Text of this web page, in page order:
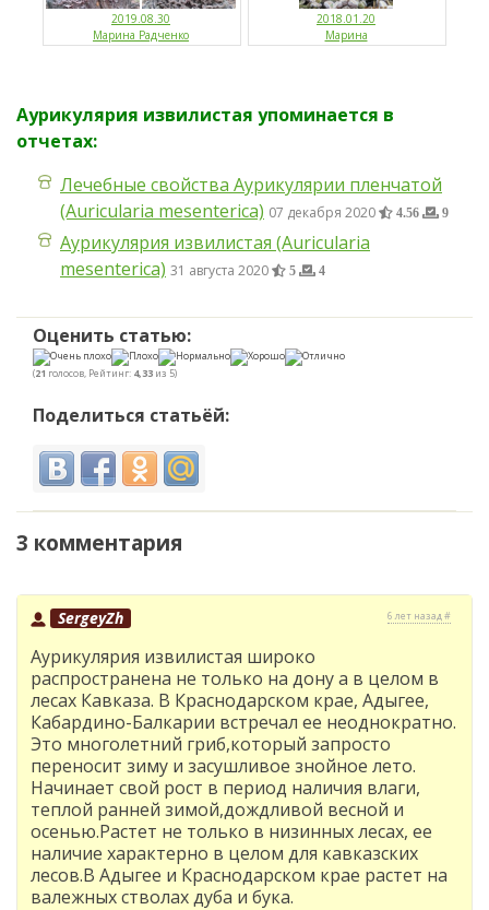
2019.08.30
Марина Радченко
2018.01.20
Марина
Аурикулярия извилистая упоминается в
отчетах:
Лечебные свойства Аурикулярии пленчатой
(Auricularia mesenterica) 07 декабря 2020 4.56 9
Аурикулярия извилистая (Auricularia
mesenterica) 31 августа 2020 5 4
Оценить статью:
(21 голосов, Рейтинг: 4,33 из 5)
Поделиться статьёй:
3 комментария
SergeyZh 6 лет назад #
Аурикулярия извилистая широко
распространена не только на дону а в целом в
лесах Кавказа. В Краснодарском крае, Адыгее,
Кабардино-Балкарии встречал ее неоднократно.
Это многолетний гриб,который запросто
переносит зиму и засушливое знойное лето.
Начинает свой рост в период наличия влаги,
теплой ранней зимой,дождливой весной и
осенью.Растет не только в низинных лесах, ее
наличие характерно в целом для кавказских
лесов.В Адыгее и Краснодарском крае растет на
валежных стволах дуба и бука.